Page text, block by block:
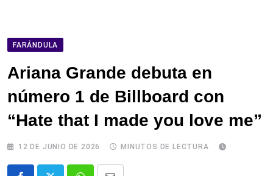
FARÁNDULA
Ariana Grande debuta en
número 1 de Billboard con
“Hate that I made you love me”
12 DE JUNIO DE 2026 MINUTOS DE LECTURA